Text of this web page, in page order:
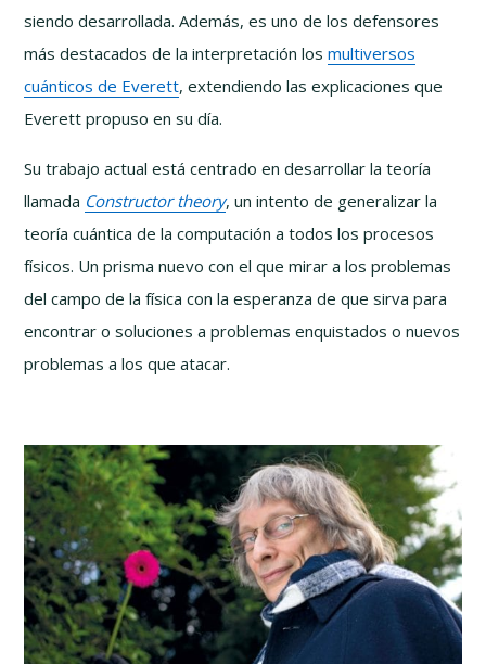
siendo desarrollada. Además, es uno de los defensores
más destacados de la interpretación losmultiversos
cuánticos de Everett, extendiendo las explicaciones que
Everett propuso en su día.
Su trabajo actual está centrado en desarrollar la teoría
llamada Constructor theory, un intento de generalizar la
teoría cuántica de la computación a todos los procesos
físicos. Un prisma nuevo con el que mirar a los problemas
del campo de la física con la esperanza de que sirva para
encontrar o soluciones a problemas enquistados o nuevos
problemas a los que atacar.